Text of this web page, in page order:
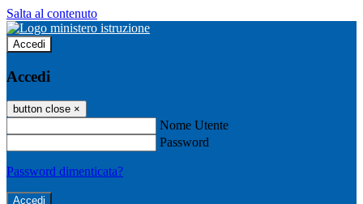
Salta al contenuto
Accedi
Accedi
button close ×
Nome Utente
Password
Password dimenticata?